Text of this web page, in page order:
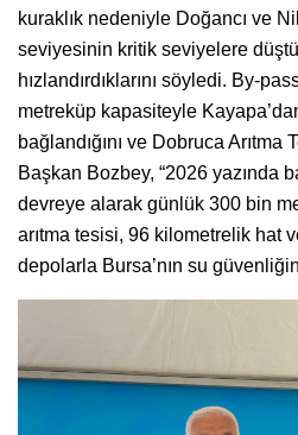
kuraklık nedeniyle Doğancı ve
seviyesinin kritik seviyelere
hızlandırdıklarını söyledi. By-
metreküp kapasiteyle
bağlandığını ve Dobruca Arıtma
Başkan Bozbey, “2026 yazında
devreye alarak günlük 300 bin
arıtma tesisi, 96 kilometrelik hat
depolarla Bursa’nın su